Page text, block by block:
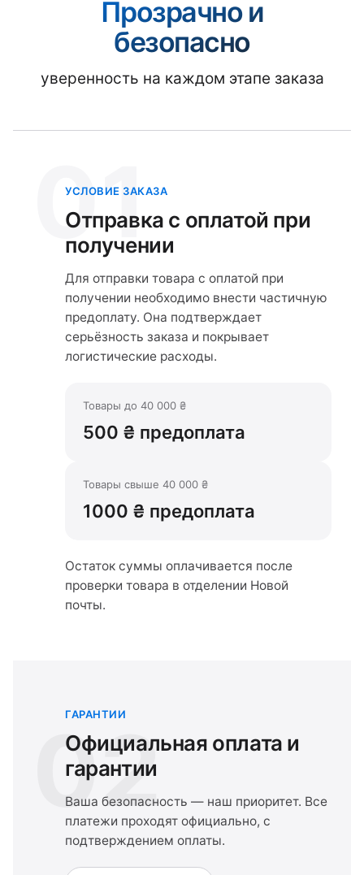
Прозрачно и
безопасно
уверенность на каждом этапе заказа
01
УСЛОВИЕ ЗАКАЗА
Отправка с оплатой при
получении
Для отправки товара с оплатой при
получении необходимо внести частичную
предоплату. Она подтверждает
серьёзность заказа и покрывает
логистические расходы.
Товары до 40 000 ₴
500 ₴ предоплата
Товары свыше 40 000 ₴
1000 ₴ предоплата
Остаток суммы оплачивается после
проверки товара в отделении Новой
почты.
02
ГАРАНТИИ
Официальная оплата и
гарантии
Ваша безопасность — наш приоритет. Все
платежи проходят официально, с
подтверждением оплаты.